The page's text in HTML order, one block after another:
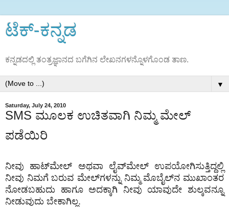
ಟೆಕ್‌-ಕನ್ನಡ
ಕನ್ನಡದಲ್ಲಿ ತಂತ್ರಜ್ಞಾನದ ಬಗೆಗಿನ ಲೇಖನಗಳನ್ನೊಳಗೊಂಡ ತಾಣ.
▼
Saturday, July 24, 2010
SMS ಮೂಲಕ ಉಚಿತವಾಗಿ ನಿಮ್ಮ ಮೇಲ್
ಪಡೆಯಿರಿ
ನೀವು ಹಾಟ್‌ಮೇಲ್ ಅಥವಾ ಲೈವ್‌‌ಮೇಲ್ ಉಪಯೋಗಿಸುತ್ತಿದ್ದಲ್ಲಿ
ನೀವು ನಿಮಗೆ ಬರುವ ಮೇಲ್‌ಗಳನ್ನು ನಿಮ್ಮ ಮೊಬೈಲ್‌ನ ಮುಖಾಂತರ
ನೋಡಬಹುದು ಹಾಗೂ ಅದಕ್ಕಾಗಿ ನೀವು ಯಾವುದೇ ಶುಲ್ಕವನ್ನೂ
ನೀಡುವುದು ಬೇಕಾಗಿಲ್ಲ.